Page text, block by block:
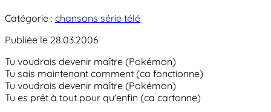
Catégorie : chansons série télé
Publiée le 28.03.2006
Tu voudrais devenir maître (Pokémon)
Tu sais maintenant comment (ca fonctionne)
Tu voudrais devenir maître (Pokémon)
Tu es prêt à tout pour qu'enfin (ca cartonne)